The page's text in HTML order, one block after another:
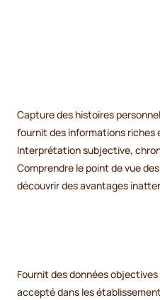
Capture des histoires
fournit des informations riches
Interprétation subjective,
Comprendre le point de vue
découvrir des avantages
Fournit des données
accepté dans les